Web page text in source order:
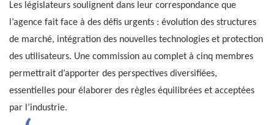
Les législateurs soulignent dans leur correspondance que
l’agence fait face à des défis urgents : évolution des structures
de marché, intégration des nouvelles technologies et protection
des utilisateurs. Une commission au complet à cinq membres
permettrait d’apporter des perspectives diversifiées,
essentielles pour élaborer des règles équilibrées et acceptées
par l’industrie.